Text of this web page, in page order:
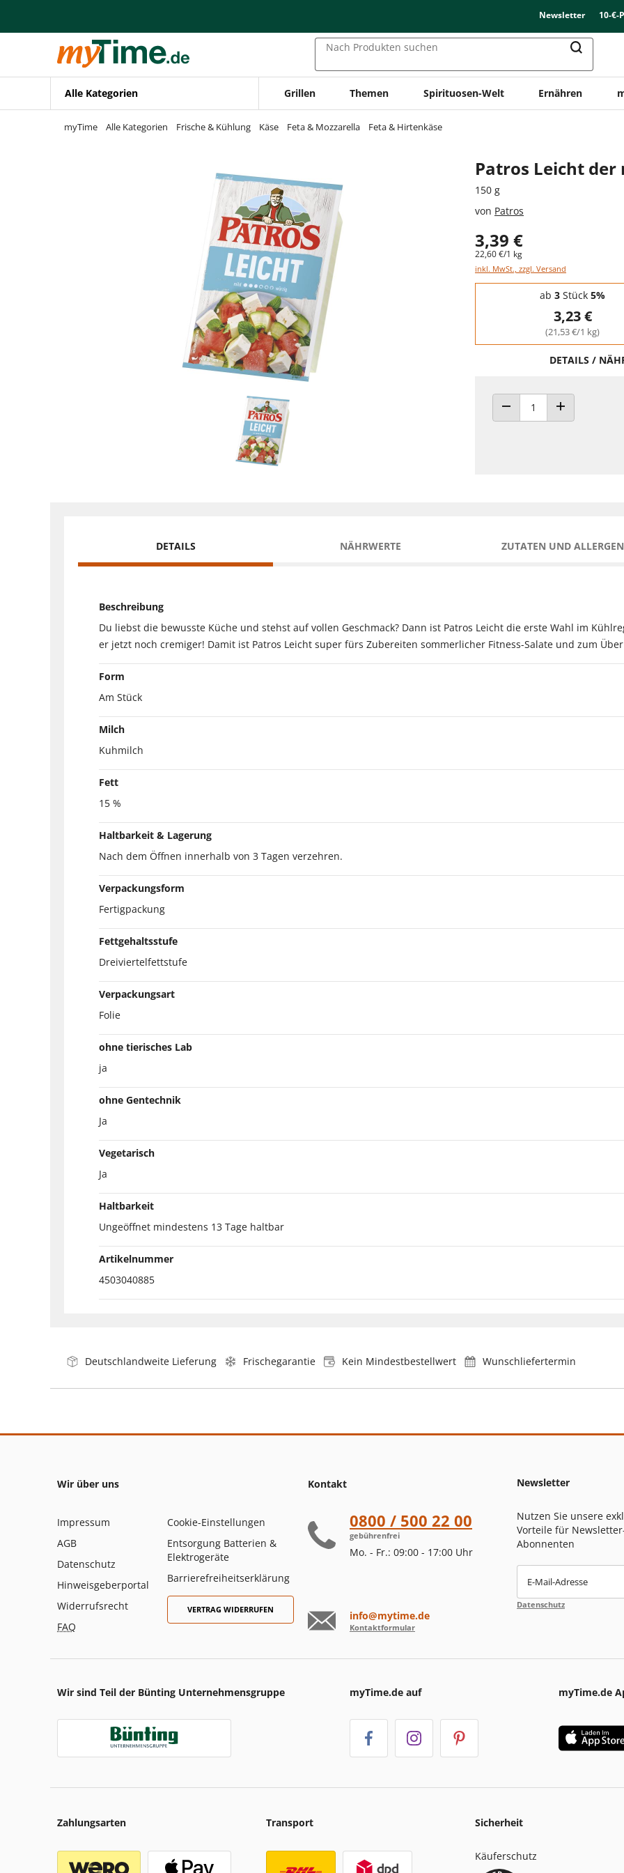
Zur Navigation springen
Zur Suche springen
Newsletter 10-€-
Nach Produkten suchen
Alle Kategorien Grillen Themen Spirituosen-Welt Ernähren
myTime Alle Kategorien Frische & Kühlung Käse Feta & Mozzarella Feta & Hirtenkäse
Patros Leicht
150 g
von Patros
3,39 €
22,60 €/1 kg
inkl. MwSt., zzgl. Versand
Staffelpreise - Mengenrabatt
ab 3 Stück 5%
3,23 €
(21,53 €/1 kg)
DETAILS /
ANZAHL VERRINGERN
ANZAHL
DETAILS NÄHRWERTE ZUTATEN UND
Beschreibung
Du liebst die bewusste Küche und stehst auf vollen Geschmack? Dann ist Patros Leicht die erste Wahl im
er jetzt noch cremiger! Damit ist Patros Leicht super fürs Zubereiten sommerlicher Fitness-Salate und zum
Form
Am Stück
Milch
Kuhmilch
Fett
15 %
Haltbarkeit & Lagerung
Nach dem Öffnen innerhalb von 3 Tagen verzehren.
Verpackungsform
Fertigpackung
Fettgehaltsstufe
Dreiviertelfettstufe
Verpackungsart
Folie
ohne tierisches Lab
ja
ohne Gentechnik
Ja
Vegetarisch
Ja
Haltbarkeit
Ungeöffnet mindestens 13 Tage haltbar
Artikelnummer
4503040885
Deutschlandweite Lieferung Frischegarantie Kein Mindestbestellwert Wunschliefertermin
Wir über uns
Impressum
AGB
Datenschutz
Hinweisgeberportal
Widerrufsrecht
FAQ
Cookie-Einstellungen
Entsorgung Batterien &
Elektrogeräte
Barrierefreiheitserklärung
VERTRAG WIDERRUFEN
Kontakt
0800 / 500 22 00
gebührenfrei
Mo. - Fr.: 09:00 - 17:00 Uhr
info@mytime.de
Kontaktformular
Newsletter
Nutzen Sie unsere
Vorteile für
Abonnenten
E-Mail-Adresse
Datenschutz
Wir sind Teil der Bünting Unternehmensgruppe myTime.de auf myTime.de
Zahlungsarten Transport Sicherheit
Käuferschutz